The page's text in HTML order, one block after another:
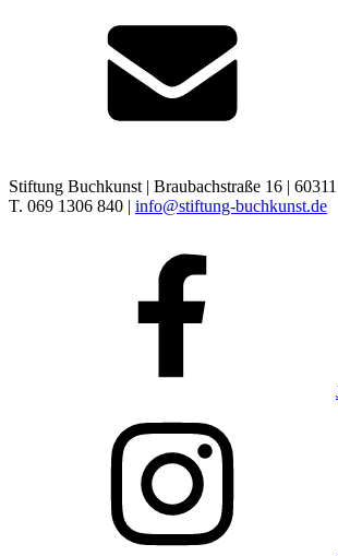
Stiftung Buchkunst | Braubachstraße 16 |
T. 069 1306 840 | info@stiftung-buchkunst.de